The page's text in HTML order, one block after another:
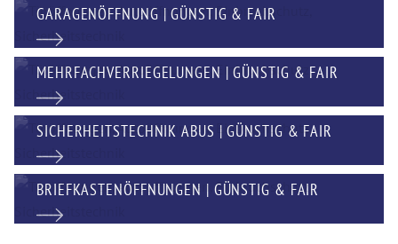
GARAGENÖFFNUNG | GÜNSTIG & FAIR
MEHRFACHVERRIEGELUNGEN | GÜNSTIG & FAIR
SICHERHEITSTECHNIK ABUS | GÜNSTIG & FAIR
BRIEFKASTENÖFFNUNGEN | GÜNSTIG & FAIR